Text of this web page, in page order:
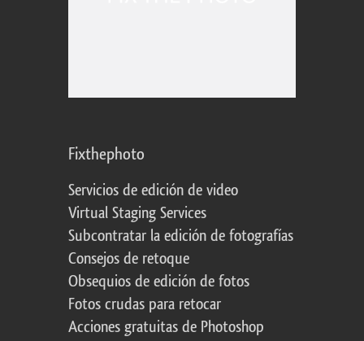
Fixthephoto
Servicios de edición de video
Virtual Staging Services
Subcontratar la edición de fotografías
Consejos de retoque
Obsequios de edición de fotos
Fotos crudas para retocar
Acciones gratuitas de Photoshop